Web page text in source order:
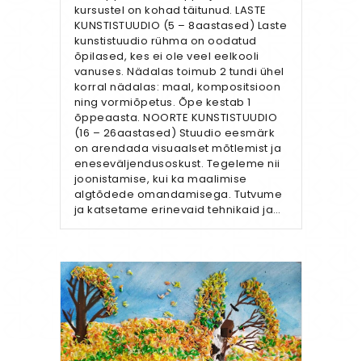
kursustel on kohad täitunud. LASTE
KUNSTISTUUDIO (5 – 8aastased) Laste
kunstistuudio rühma on oodatud
õpilased, kes ei ole veel eelkooli
vanuses. Nädalas toimub 2 tundi ühel
korral nädalas: maal, kompositsioon
ning vormiõpetus. Õpe kestab 1
õppeaasta. NOORTE KUNSTISTUUDIO
(16 – 26aastased) Stuudio eesmärk
on arendada visuaalset mõtlemist ja
eneseväljendusoskust. Tegeleme nii
joonistamise, kui ka maalimise
algtõdede omandamisega. Tutvume
ja katsetame erinevaid tehnikaid ja…